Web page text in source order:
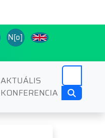
N[o]
AKTUÁLIS
KONFERENCIA